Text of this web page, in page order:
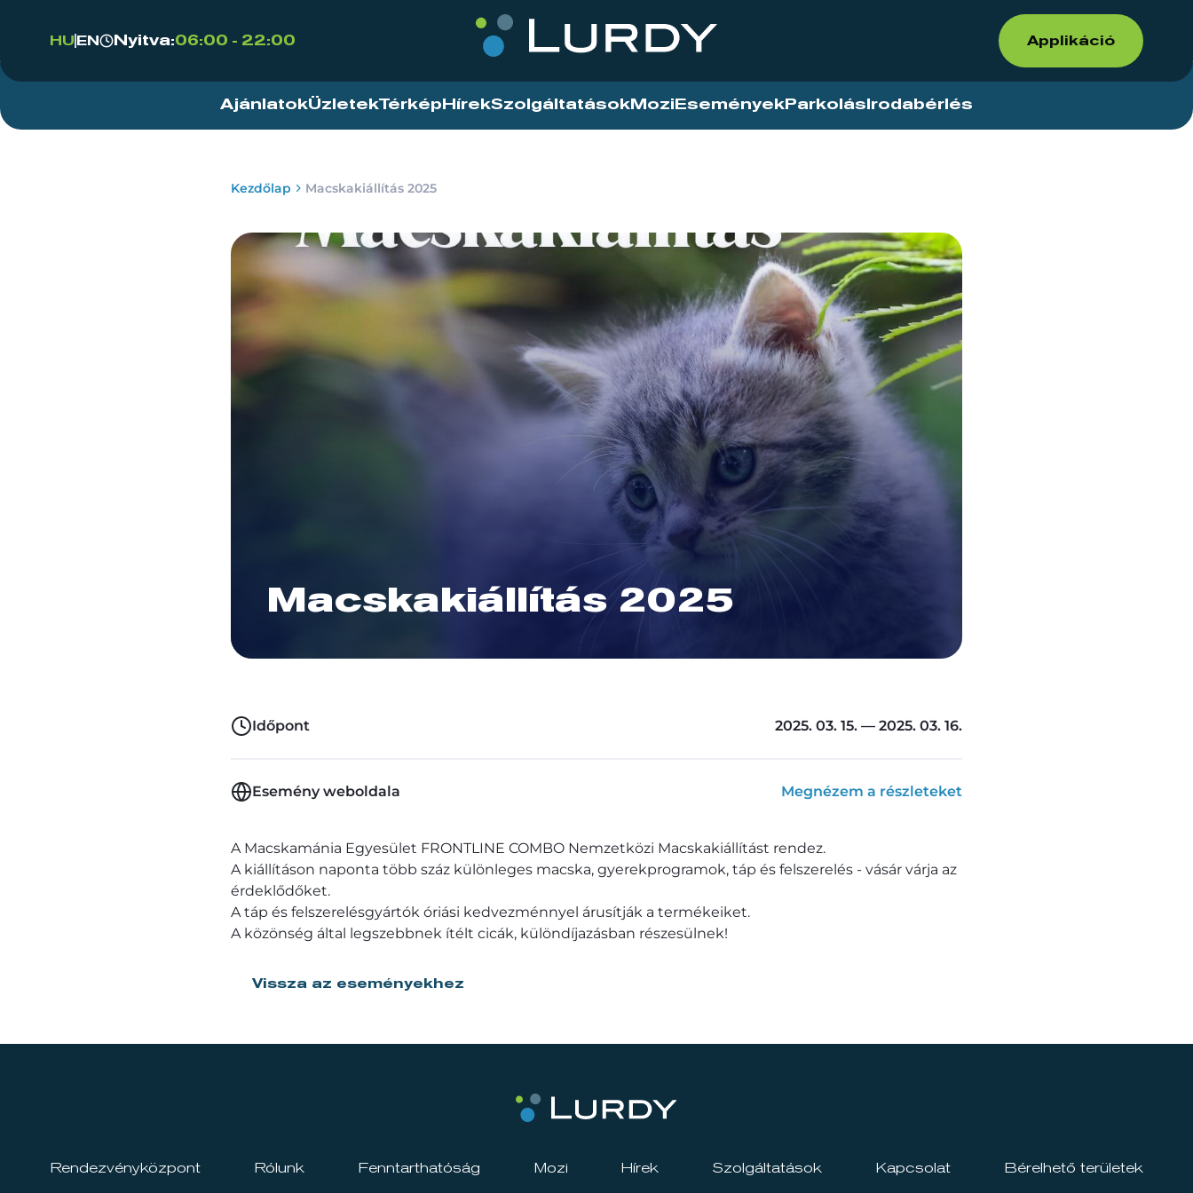
HU EN Nyitva:06:00 - 22:00 Applikáció
AjánlatokÜzletekTérkép HírekSzolgáltatások Mozi Események Parkolás Irodabérlés
Kezdőlap Macskakiállítás 2025
Macskakiállítás 2025
Időpont 2025. 03. 15. — 2025. 03. 16.
Esemény weboldala Megnézem a részleteket
A Macskamánia Egyesület FRONTLINE COMBO Nemzetközi Macskakiállítást rendez.
A kiállításon naponta több száz különleges macska, gyerekprogramok, táp és felszerelés - vásár várja az
érdeklődőket.
A táp és felszerelésgyártók óriási kedvezménnyel árusítják a termékeiket.
A közönség által legszebbnek ítélt cicák, különdíjazásban részesülnek!
Vissza az eseményekhez
Rendezvényközpont Rólunk Fenntarthatóság Mozi Hírek Szolgáltatások Kapcsolat Bérelhető területek